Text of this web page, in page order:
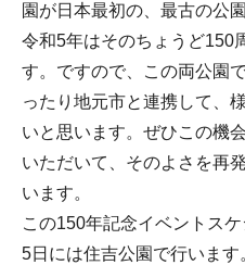
園が日本最初の、最古の公
令和5年はそのちょうど150
す。ですので、この両公園
ったり地元市と連携して、
いと思います。ぜひこの機
いただいて、そのよさを再
います。
この150年記念イベントス
5日には住吉公園で行いま